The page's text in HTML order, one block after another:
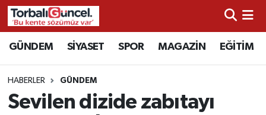
GÜNDEM SİYASET SPOR MAGAZİN EĞİTİM
HABERLER GÜNDEM
Sevilen dizide zabıtayı
İzmir Nöbetçi Eczaneler
İzmir Hava Durumu
İzmir Namaz Vakitleri